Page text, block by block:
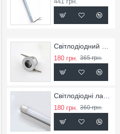
180 грн. 365 грн.
180 грн. 360 грн.